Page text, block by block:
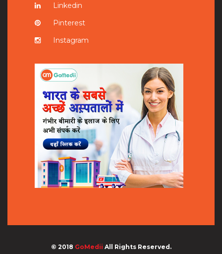
Linkedin
Pinterest
Instagram
© 2018 GoMedii All Rights Reserved.